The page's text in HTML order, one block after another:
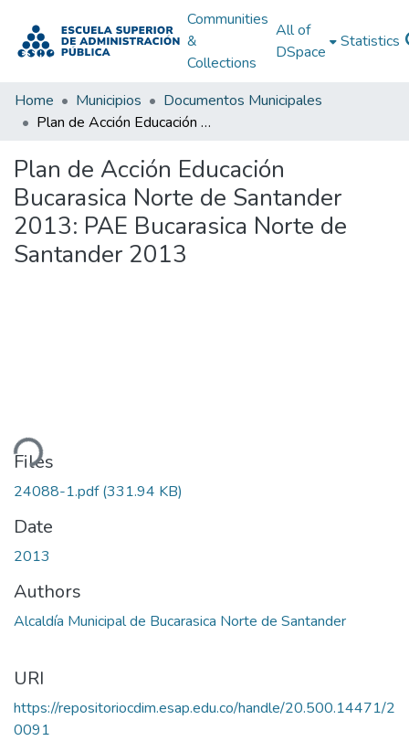
Communities
&
Collections
All of
DSpace
Statistics
Home Municipios
Documentos Municipales
Plan de Acción Educación Bucarasica Norte de Santander 2013: PAE Bucarasica Norte de Santander 2013
Plan de Acción Educación
Bucarasica Norte de Santander
2013: PAE Bucarasica Norte de
Santander 2013
Files
24088-1.pdf(331.94 KB)
Date
2013
Authors
Alcaldía Municipal de Bucarasica Norte de Santander
URI
https://repositoriocdim.esap.edu.co/handle/20.500.14471/2
0091